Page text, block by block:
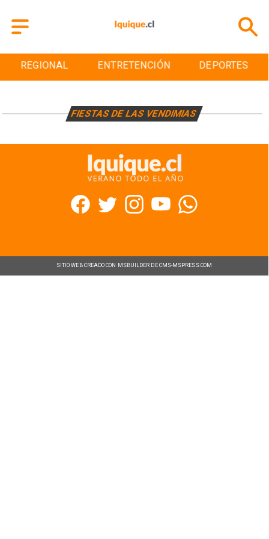
REGIONAL ENTRETENCIÓN DEPORTES
FIESTAS DE LAS VENDIMIAS
SITIO WEB CREADO CON MSBUILDER DE CMS-MSPRESS.COM